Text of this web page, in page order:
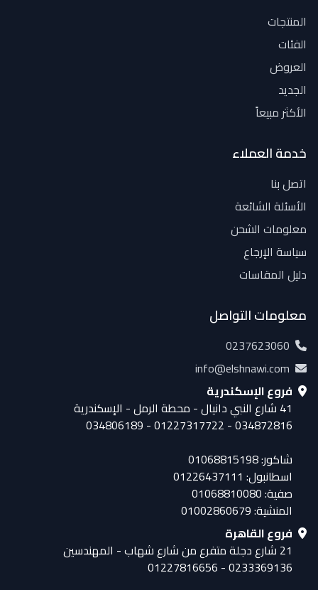
المنتجات
الفئات
العروض
الجديد
الأكثر مبيعاً
خدمة العملاء
اتصل بنا
الأسئلة الشائعة
معلومات الشحن
سياسة الإرجاع
دليل المقاسات
معلومات التواصل
0237623060
info@elshnawi.com
فروع الإسكندرية
41 شارع النبي دانيال - محطة الرمل - الإسكندرية
034872816 - 01227317722 - 034806189
شاكور: 01068815198
اسطانبول: 01226437111
صفية: 01068810080
المنشية: 01002860679
فروع القاهرة
21 شارع دجلة متفرع من شارع شهاب - المهندسين
0233369136 - 01227816656